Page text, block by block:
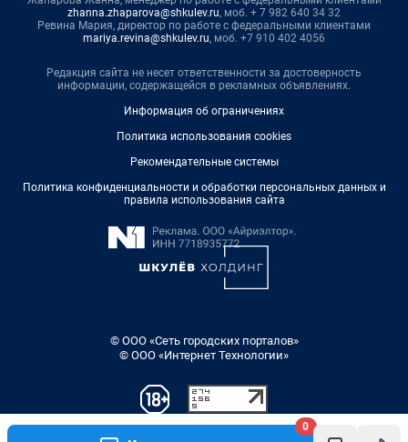
0
zhanna.zhaparova@shkulev.ru, моб. + 7 982 640 34 32
Ревина Мария, директор по работе с федеральными клиентами
mariya.revina@shkulev.ru, моб. +7 910 402 4056
Редакция сайта не несет ответственности за достоверность
информации, содержащейся в рекламных объявлениях.
Информация об ограничениях
Политика использования cookies
Рекомендательные системы
Политика конфиденциальности и обработки персональных данных и
правила использования сайта
© ООО «Сеть городских порталов»
© ООО «Интернет Технологии»